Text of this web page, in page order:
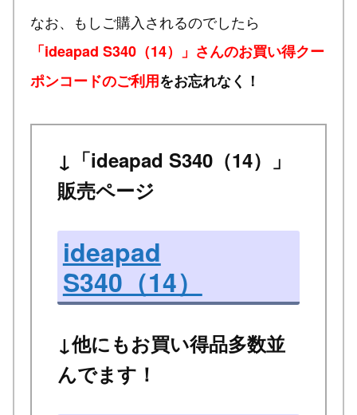
なお、もしご購入されるのでしたら
「ideapad S340（14）」さんのお買い得クー
ポンコードのご利用をお忘れなく！
↓「ideapad S340（14）」
販売ページ
ideapad
S340（14）
↓他にもお買い得品多数並
んでます！